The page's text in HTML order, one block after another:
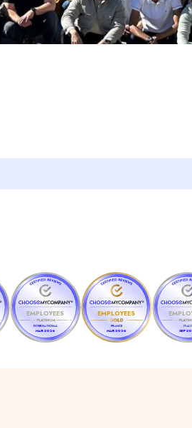
EMPLOYEES
INTERNATIONAL
MAR 2026
EMPLOYEES
FRANCE
MAR 2026
ITALY
SEP